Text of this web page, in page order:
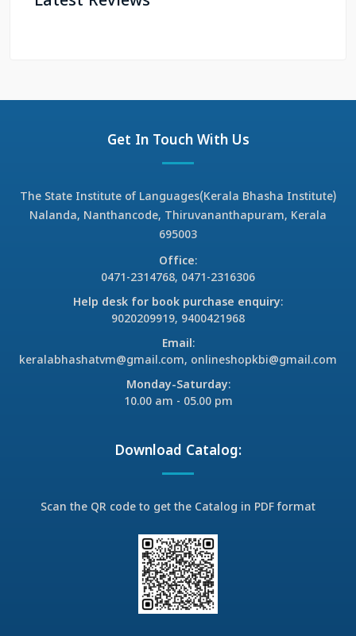
Get In Touch With Us
The State Institute of Languages(Kerala Bhasha Institute)
Nalanda, Nanthancode, Thiruvananthapuram, Kerala
695003
Office:
0471-2314768, 0471-2316306
Help desk for book purchase enquiry:
9020209919, 9400421968
Email:
keralabhashatvm@gmail.com, onlineshopkbi@gmail.com
Monday-Saturday:
10.00 am - 05.00 pm
Download Catalog:
Scan the QR code to get the Catalog in PDF format